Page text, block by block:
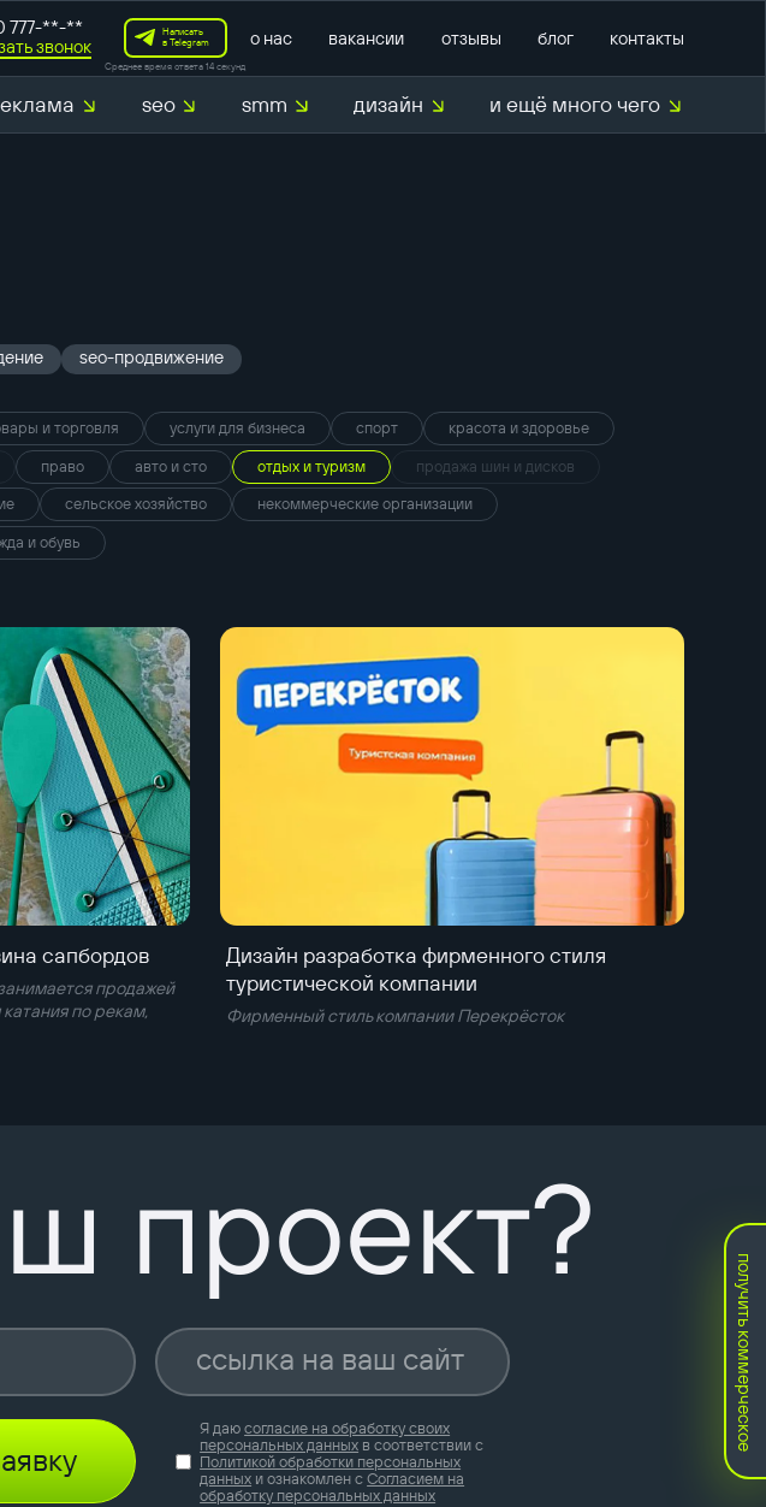
777-**-**
звонок
Написать
в Telegram
Среднее время ответа 14 секунд
о нас вакансии отзывы блог контакты
seo smm дизайн и ещё много чего
получить коммерческое
seo-продвижение
и торговля услуги для бизнеса спорт
красота и здоровье
право авто и сто отдых и туризм
продажа шин и дисков
сельское хозяйство
некоммерческие организации
и обувь
сапбордов
продажей
по рекам,
Дизайн разработка фирменного стиля
туристической компании
Фирменный стиль компании Перекрёсток
проект?
Я даюсогласие на обработку своих
персональных данных в соответствии с
Политикой обработки персональных
данных и ознакомлен сСогласием на
обработку персональных данных